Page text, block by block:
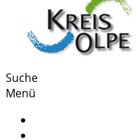
Suche
Menü